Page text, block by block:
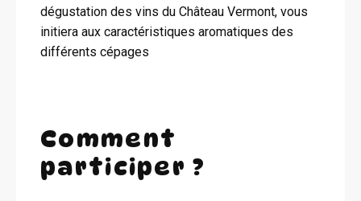
dégustation des vins du Château Vermont, vous
initiera aux caractéristiques aromatiques des
différents cépages
Comment
participer ?